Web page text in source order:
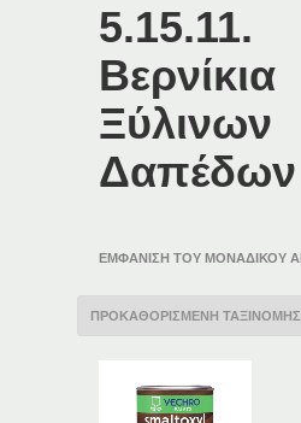
5.15.11.
Βερνίκια
Ξύλινων
Δαπέδων
ΕΜΦΆΝΙΣΗ ΤΟΥ ΜΟΝΑΔΙΚΟΎ